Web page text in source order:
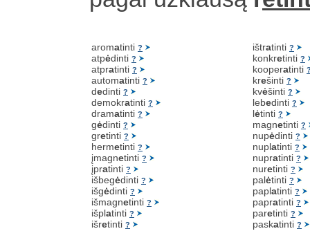
aromatinti ?
atpėdinti ?
atpratinti ?
automatinti ?
dedinti ?
demokratinti ?
dramatinti ?
gėdinti ?
gretinti ?
hermetinti ?
įmagnetinti ?
įpratinti ?
išbegėdinti ?
išgėdinti ?
išmagnetinti ?
išplatinti ?
išretinti ?
ištratinti ?
konkretinti ?
kooperatinti
krešinti ?
kvėšinti ?
lebedinti ?
lėtinti ?
magnetinti ?
nupėdinti ?
nuplatinti ?
nupratinti ?
nuretinti ?
palėtinti ?
paplatinti ?
papratinti ?
paretinti ?
paskatinti ?